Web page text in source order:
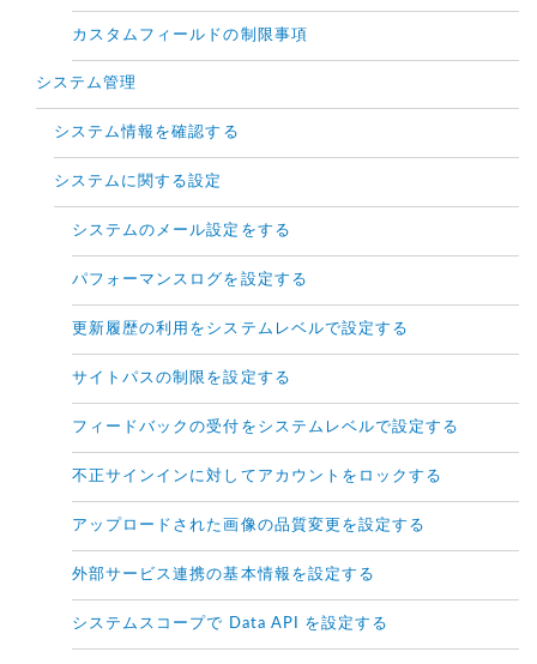
カスタムフィールドの制限事項
システム管理
システム情報を確認する
システムに関する設定
システムのメール設定をする
パフォーマンスログを設定する
更新履歴の利用をシステムレベルで設定する
サイトパスの制限を設定する
フィードバックの受付をシステムレベルで設定する
不正サインインに対してアカウントをロックする
アップロードされた画像の品質変更を設定する
外部サービス連携の基本情報を設定する
システムスコープで Data API を設定する